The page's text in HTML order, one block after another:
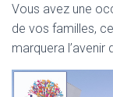
Vous avez une
de vos familles,
marquera l’avenir